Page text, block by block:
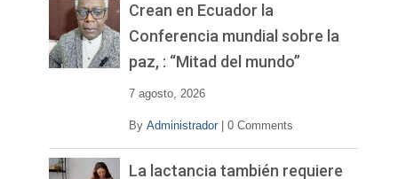
Crean en Ecuador la
Conferencia mundial sobre la
paz, : “Mitad del mundo”
7 agosto, 2026
By Administrador 0 Comments
La lactancia también requiere